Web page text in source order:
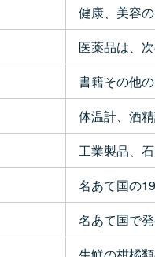
健康、美容
医薬品は、
書籍その他
体温計、酒
工業製品、
名あて国の
名あて国で